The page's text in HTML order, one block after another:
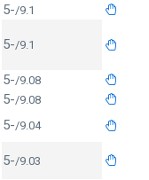
5-/9.1
5-/9.1
5-/9.08
5-/9.08
5-/9.04
5-/9.03